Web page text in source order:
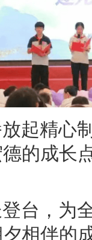
起精心
的成长
台，为
相伴的